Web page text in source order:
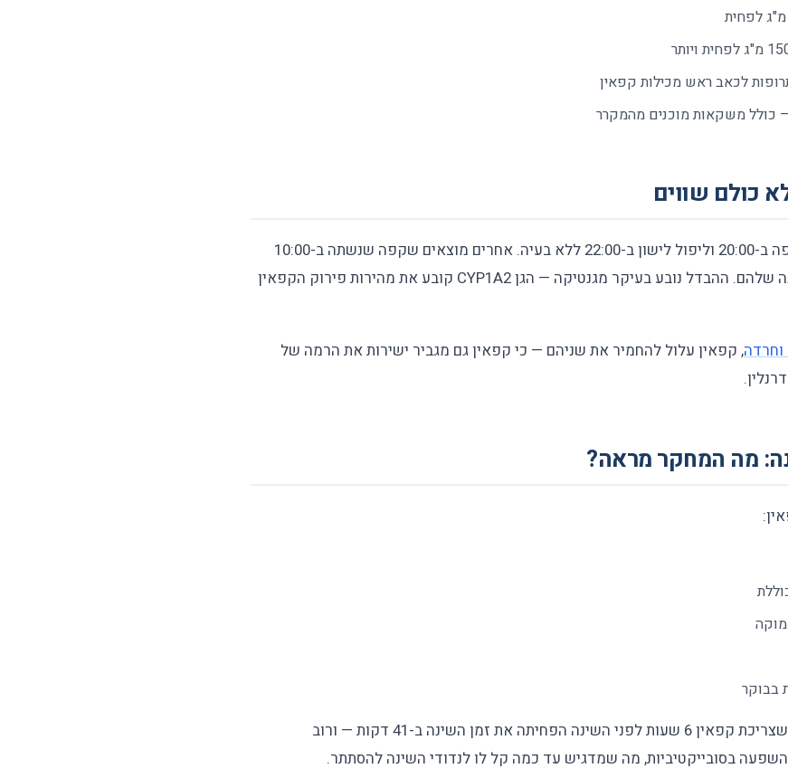
לכאב ראש מכילות קפאין
כולל משקאות מוכנים מהמקרר
כולם שווים
יש אנשים שיכולים לשתות קפה ב-20:00 וליפול לישון ב-22:00 ללא בעיה. אחרים מוצאים שקפה שנשתה ב-10:00
בבוקר עדיין משפיע על השינה שלהם. ההבדל נובע בעיקר מגנטיקה — הגן CYP1A2 קובע את מהירות פירוק הקפאין
וחרדה, קפאין עלול להחמיר את שניהם — כי קפאין גם מגביר ישירות את הרמה של
מה המחקר מראה?
בבוקר
מחקר קלאסי מ-2013 הראה שצריכת קפאין 6 שעות לפני השינה הפחיתה את זמן השינה ב-41 דקות — ורוב
בסובייקטיביות, מה שמדגיש עד כמה קל לו לנדודי השינה להסתתר.